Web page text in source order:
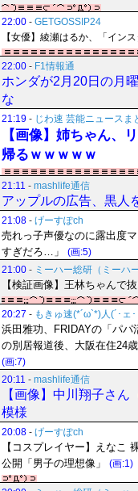
22:00 - GETGOSSIP24
【女優】綾瀬はるか、「イン
22:00 - F1情報通
ホンダが2月20日の月
な
21:19 - じわ速 芸能ニュースま
【画像】姉ちゃん、
帰るｗｗｗｗｗ
21:11 - mashlife通信
アップルの広告、黒人
21:08 - げーすぽch
売れっ子声優なのに露出度
すぎだろ…」
(画:5)
21:00 - ミーハー総研（ミーハ
【検証画像】王林ちゃんで
20:27 - もきゅ速(*´ω`*)人(´･ェ
浜田雅功、FRIDAYの「パパ
の別居報道後、大阪在住24
(画:7)
20:11 - mashlife通信
【画像】中川翔子さ
模様
20:08 - げーすぽch
【コスプレイヤー】えなこ
公開「男子の理想像」
(画:1)